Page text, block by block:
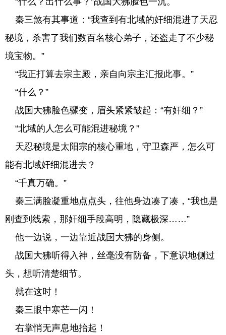
秦三煞有其事道：“我查到有北域的奸细混进了天忍
秘境，杀害了我们数百名核心弟子，还盗走了不少秘
境宝物。”
“我正打算去宗主殿，亲自向宗主汇报此事。”
“什么？”
战国大狒脸色骤变，眉头紧紧皱起：“有奸细？”
“北域的人怎么可能混进秘境？”
天忍秘境是太阳宗的核心重地，守卫森严，怎么可
能有北域奸细混进去？
“千真万确。”
秦三满脸凝重地点点头，往他身边凑了凑，“我也是
刚查到线索，那奸细手段高明，隐藏极深……”
他一边说，一边靠近战国大狒的身侧。
战国大狒听得入神，丝毫没有防备，下意识地侧过
头，想听清楚细节。
就在这时！
秦三眼中寒芒一闪！
右掌悄无声息地抬起！